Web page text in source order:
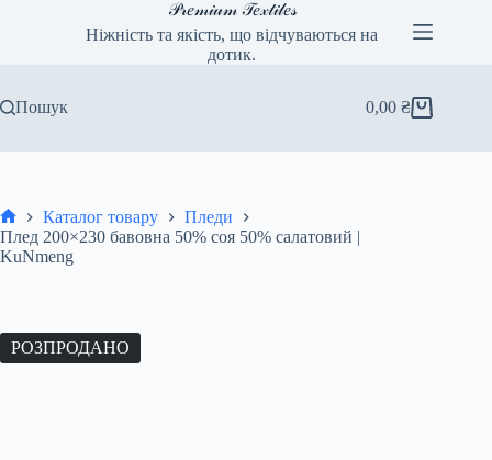
𝒫𝓇𝑒𝓂𝒾𝓊𝓂 𝒯𝑒𝓍𝓉𝒾𝓁𝑒𝓈
Ніжність та якість, що відчуваються на
дотик.
Пошук Кошик
0,00₴
Головна
Каталог товару
Пледи
Плед 200×230 бавовна 50% соя 50% салатовий |
KuNmeng
РОЗПРОДАНО